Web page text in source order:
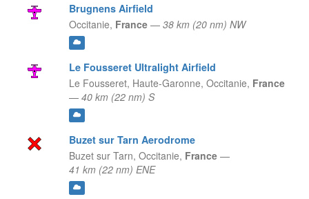
Brugnens Airfield
Occitanie, France — 38 km (20 nm) NW
Le Fousseret Ultralight Airfield
Le Fousseret, Haute-Garonne, Occitanie, France
— 40 km (22 nm) S
Buzet sur Tarn Aerodrome
Buzet sur Tarn, Occitanie, France —
41 km (22 nm) ENE